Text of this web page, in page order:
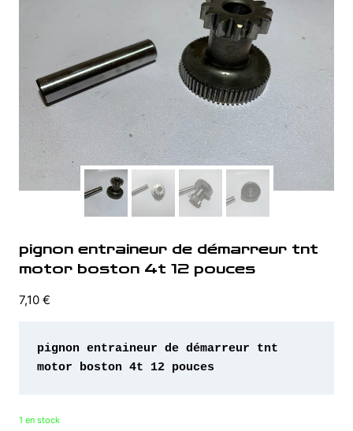
pignon entraineur de démarreur tnt
motor boston 4t 12 pouces
7,10 €
pignon entraineur de démarreur tnt
motor boston 4t 12 pouces
1 en stock